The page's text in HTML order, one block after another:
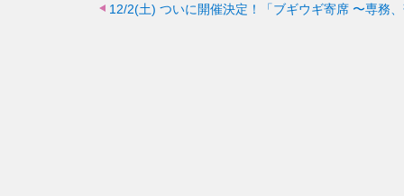
12/2(土) ついに開催決定！「ブギウギ寄席 〜専務